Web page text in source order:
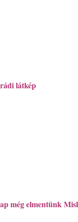
látkép
még elmentünk